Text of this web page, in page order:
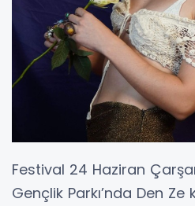
Festival 24 Haziran
Gençlik Parkı’nda Den Ze